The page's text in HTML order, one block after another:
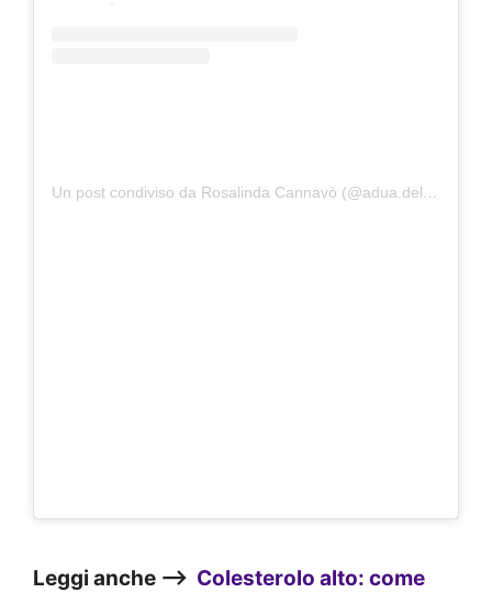
Un post condiviso da Rosalinda Cannavò (@adua.del.vesco)
Leggi anche —> Colesterolo alto: come